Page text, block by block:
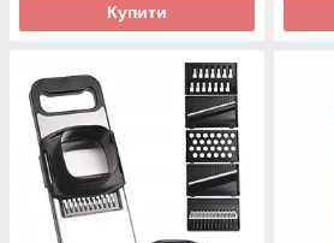
Купити